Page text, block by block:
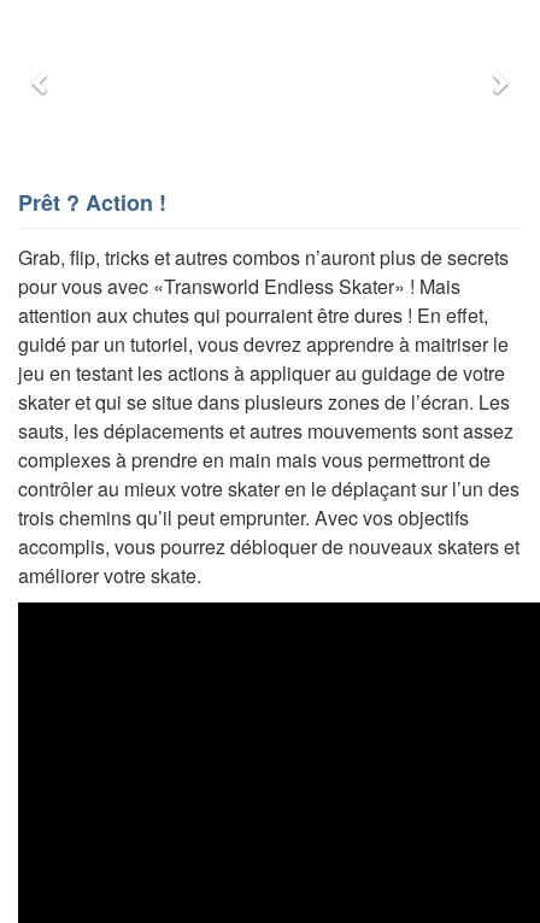
Prêt ? Action !
Grab, flip, tricks et autres combos n’auront plus de secrets
pour vous avec «Transworld Endless Skater» ! Mais
attention aux chutes qui pourraient être dures ! En effet,
guidé par un tutoriel, vous devrez apprendre à maitriser le
jeu en testant les actions à appliquer au guidage de votre
skater et qui se situe dans plusieurs zones de l’écran. Les
sauts, les déplacements et autres mouvements sont assez
complexes à prendre en main mais vous permettront de
contrôler au mieux votre skater en le déplaçant sur l’un des
trois chemins qu’il peut emprunter. Avec vos objectifs
accomplis, vous pourrez débloquer de nouveaux skaters et
améliorer votre skate.